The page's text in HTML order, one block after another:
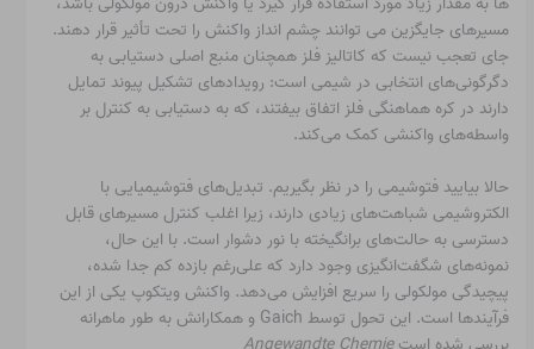
مسیرهای جایگزین می توانند چشم انداز واکنش را تحت تأثیر قرار دهند.
جای تعجب نیست که کاتالیز فلز همچنان منبع اصلی دستیابی به
دگرگونی‌های انتخابی در شیمی است: رویدادهای تشکیل پیوند تمایل
دارند در کره هماهنگی فلز اتفاق بیفتند، که به دستیابی به کنترل بر
واسطه‌های واکنشی کمک می‌کند.
حالا بیایید فتوشیمی را در نظر بگیریم. تبدیل‌های فتوشیمیایی با
الکتروشیمی شباهت‌های زیادی دارند، زیرا اغلب کنترل مسیرهای قابل
دسترسی به حالت‌های برانگیخته با نور دشوار است. با این حال،
نمونه‌های شگفت‌انگیزی وجود دارد که علی‌رغم بازده کم جدا شده،
پیچیدگی مولکولی را سریع افزایش می‌دهد. واکنش ویتکوپ یکی از این
فرآیندها است. این تحول توسط Gaich و همکارانش به طور ماهرانه